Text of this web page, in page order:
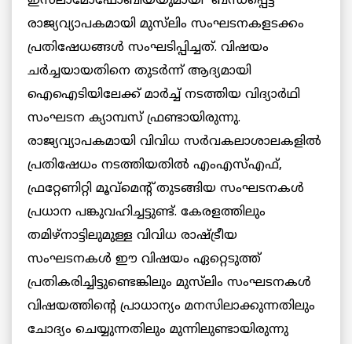
രാജ്യവ്യാപകമായി മുസ്‌ലിം സംഘടനകളടക്കം
പ്രതിഷേധങ്ങൾ സംഘടിപ്പിച്ചത്. വിഷയം
ചർച്ചയായതിനെ തുടർന്ന് ആദ്യമായി
ഐഐടിയിലേക്ക് മാർച്ച് നടത്തിയ വിദ്യാർഥി
സംഘടന ക്യാമ്പസ് ഫ്രണ്ടായിരുന്നു.
രാജ്യവ്യാപകമായി വിവിധ സർവകലാശാലകളിൽ
പ്രതിഷേധം നടത്തിയതിൽ എംഎസ്എഫ്,
ഫ്രറ്റേണിറ്റി മൂവ്മെന്റ് തുടങ്ങിയ സംഘടനകൾ
പ്രധാന പങ്കുവഹിച്ചട്ടുണ്ട്. കേരളത്തിലും
തമിഴ്നാട്ടിലുമുള്ള വിവിധ രാഷ്ട്രീയ
സംഘടനകൾ ഈ വിഷയം ഏറ്റെടുത്ത്
പ്രതികരിച്ചിട്ടുണ്ടെങ്കിലും മുസ്‌ലിം സംഘടനകൾ
വിഷയത്തിന്റെ പ്രാധാന്യം മനസിലാക്കുന്നതിലും
ചോദ്യം ചെയ്യുന്നതിലും മുന്നിലുണ്ടായിരുന്നു